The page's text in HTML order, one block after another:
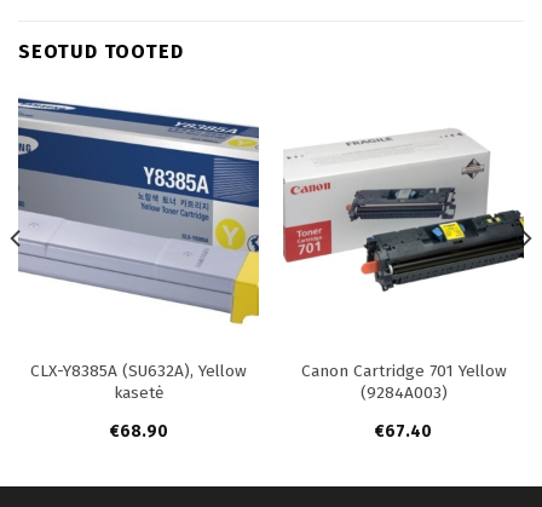
SEOTUD TOOTED
CLX-Y8385A (SU632A), Yellow
kasetė
€68.90
Canon Cartridge 701 Yellow
(9284A003)
€67.40